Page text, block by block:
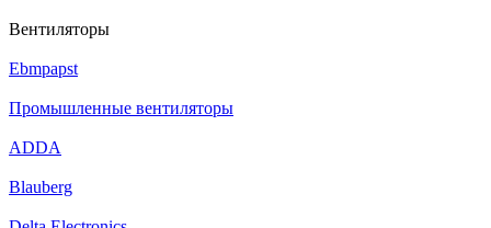
Вентиляторы
Ebmpapst
Промышленные вентиляторы
ADDA
Blauberg